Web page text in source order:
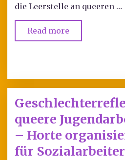
die Leerstelle an queeren …
Read more
queere
– Horte
für